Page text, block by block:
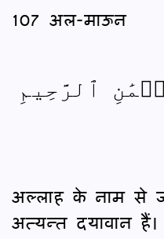
107 अल-माऊन
ٱلرَّحِيمِ
अल्लाह के नाम से
अत्यन्त दयावान हैं।